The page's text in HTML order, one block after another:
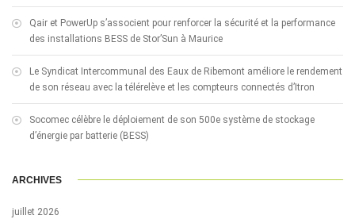
Qair et PowerUp s’associent pour renforcer la sécurité et la performance
des installations BESS de Stor’Sun à Maurice
Le Syndicat Intercommunal des Eaux de Ribemont améliore le rendement
de son réseau avec la télérelève et les compteurs connectés d’Itron
Socomec célèbre le déploiement de son 500e système de stockage
d’énergie par batterie (BESS)
ARCHIVES
juillet 2026